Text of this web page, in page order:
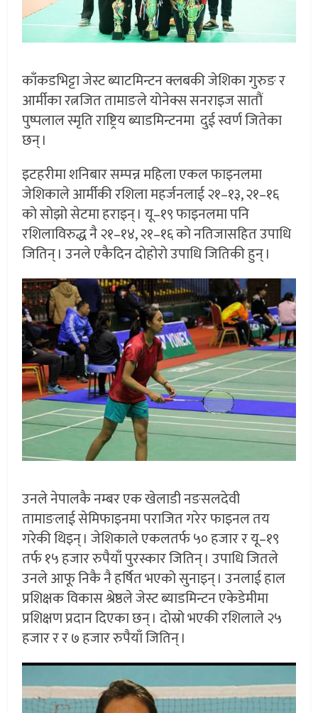
काँकडभिट्टा जेस्ट ब्याटमिन्टन क्लबकी जेशिका गुरुङ र
आर्मीका रत्नजित तामाङले योनेक्स सनराइज सातौं
पुष्पलाल स्मृति राष्ट्रिय ब्याडमिन्टनमा दुई स्वर्ण जितेका
छन् ।
इटहरीमा शनिबार सम्पन्न महिला एकल फाइनलमा
जेशिकाले आर्मीकी रशिला महर्जनलाई २१–१३, २१–१६
को सोझो सेटमा हराइन् । यू–१९ फाइनलमा पनि
रशिलाविरुद्ध नै २१–१४, २१–१६ को नतिजासहित उपाधि
जितिन् । उनले एकैदिन दोहोरो उपाधि जितिकी हुन् ।
उनले नेपालकै नम्बर एक खेलाडी नङसलदेवी
तामाङलाई सेमिफाइनमा पराजित गरेर फाइनल तय
गरेकी थिइन् । जेशिकाले एकलतर्फ ५० हजार र यू–१९
तर्फ १५ हजार रुपैयाँ पुरस्कार जितिन् । उपाधि जितले
उनले आफू निकै नै हर्षित भएको सुनाइन् । उनलाई हाल
प्रशिक्षक विकास श्रेष्ठले जेस्ट ब्याडमिन्टन एकेडेमीमा
प्रशिक्षण प्रदान दिएका छन् । दोस्रो भएकी रशिलाले २५
हजार र र ७ हजार रुपैयाँ जितिन् ।